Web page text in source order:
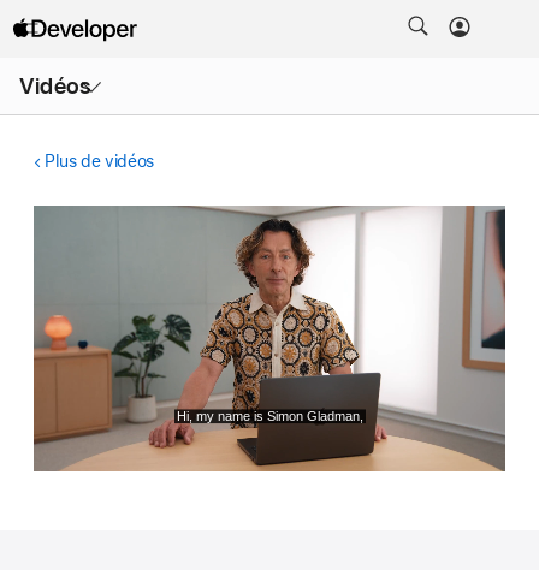
Vidéos
menu
Plus de vidéos